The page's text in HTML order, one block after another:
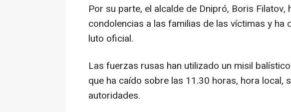
Por su parte, el alcalde de Dnipró, Boris Filatov,
condolencias a las familias de las víctimas y ha
luto oficial.
Las fuerzas rusas han utilizado un misil
que ha caído sobre las 11.30 horas, hora local,
autoridades.